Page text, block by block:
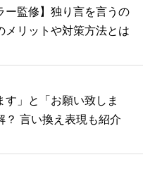
ー監修】独り言を言うの
メリットや対策方法とは
す」と「お願い致しま
？ 言い換え表現も紹介